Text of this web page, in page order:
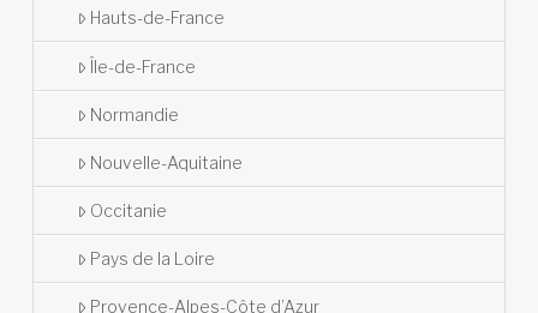
Hauts-de-France
Île-de-France
Normandie
Nouvelle-Aquitaine
Occitanie
Pays de la Loire
Provence-Alpes-Côte d’Azur